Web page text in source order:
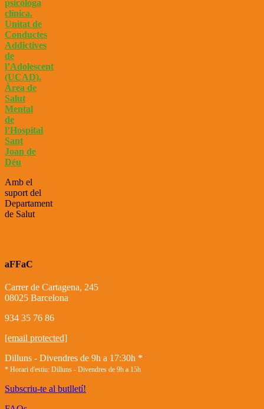
psicòloga
clínica.
Unitat de
Conductes
Addictives
de
l’Adolescent
(UCAD).
Àrea de
Salut
Mental
de
l’Hospital
Sant
Joan de
Déu
Amb el
suport del
Departament
de Salut
aFFaC
Carrer de Cartagena, 245
08025 Barcelona
934 35 76 86
[email protected]
Dilluns - Divendres de 9h a 17:30h *
* Horari d'estiu: Dilluns - Divendres de 9h a 15h
Subscriu-te al butlletí!